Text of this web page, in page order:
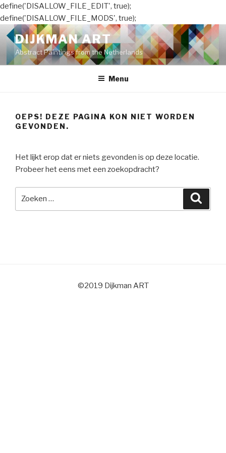
define('DISALLOW_FILE_EDIT', true);
define('DISALLOW_FILE_MODS', true);
Naar
de
inhoud
springen
DIJKMAN ART
Abstract Paintings from the Netherlands
Menu
OEPS! DEZE PAGINA KON NIET WORDEN
GEVONDEN.
Het lijkt erop dat er niets gevonden is op deze locatie.
Probeer het eens met een zoekopdracht?
©2019 Dijkman ART